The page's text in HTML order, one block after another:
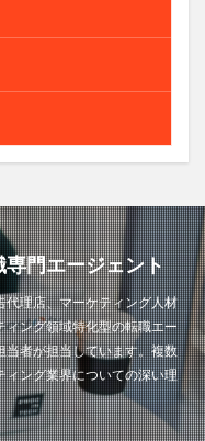
門エージェント
代理店、マーケティング人材
ング領域特化型の転職エー
当者が担当しています。複数
ング業界についての深い理